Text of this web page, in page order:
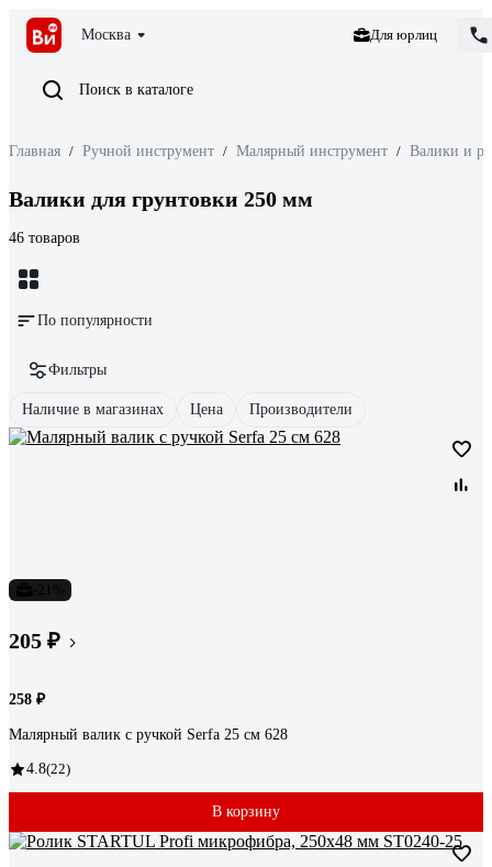
Москва Для юрлиц
Поиск в каталоге
Главная / Ручной инструмент / Малярный инструмент / Валики и
Валики для грунтовки 250 мм
46 товаров
По популярности
Фильтры
Наличие в магазинах Цена Производители
205 ₽
258 ₽
Малярный валик с ручкой Serfa 25 см 628
4.8(22)
В корзину